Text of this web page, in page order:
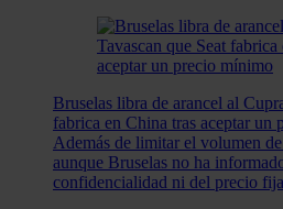
Bruselas libra de arancel al
fabrica en China tras aceptar un
Además de limitar el volumen
aunque Bruselas no ha
confidencialidad ni del precio